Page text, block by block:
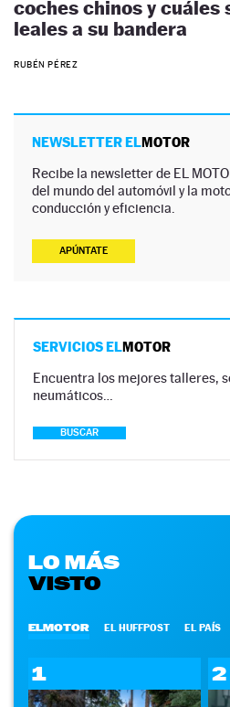
coches chinos y cuáles
leales a su bandera
RUBÉN PÉREZ
NEWSLETTER ELMOTOR
Recibe la newsletter de EL
del mundo del automóvil y la
conducción y eficiencia.
APÚNTATE
SERVICIOS ELMOTOR
Encuentra los mejores talleres,
neumáticos…
BUSCAR
LO MÁS
VISTO
ELMOTOR EL HUFFPOST EL PAÍS
1 2